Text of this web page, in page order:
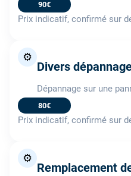
90€
Prix indicatif, confirmé sur
⚙️
Divers
Dépannage sur une
80€
Prix indicatif, confirmé sur
⚙️
Remplacement